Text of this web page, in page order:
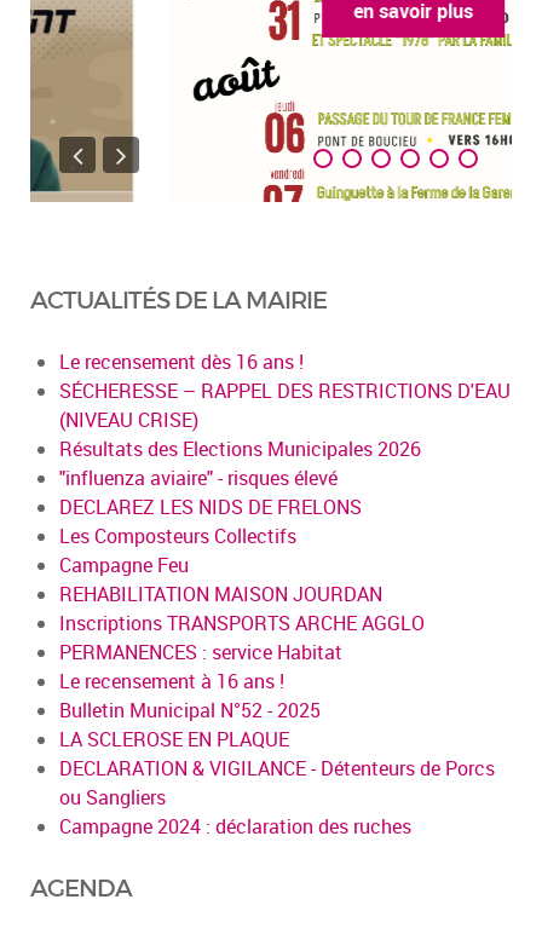
en savoir plus
ACTUALITÉS DE LA MAIRIE
Le recensement dès 16 ans !
SÉCHERESSE – RAPPEL DES RESTRICTIONS D'EAU
(NIVEAU CRISE)
Résultats des Elections Municipales 2026
"influenza aviaire" - risques élevé
DECLAREZ LES NIDS DE FRELONS
Les Composteurs Collectifs
Campagne Feu
REHABILITATION MAISON JOURDAN
Inscriptions TRANSPORTS ARCHE AGGLO
PERMANENCES : service Habitat
Le recensement à 16 ans !
Bulletin Municipal N°52 - 2025
LA SCLEROSE EN PLAQUE
DECLARATION & VIGILANCE - Détenteurs de Porcs
ou Sangliers
Campagne 2024 : déclaration des ruches
AGENDA